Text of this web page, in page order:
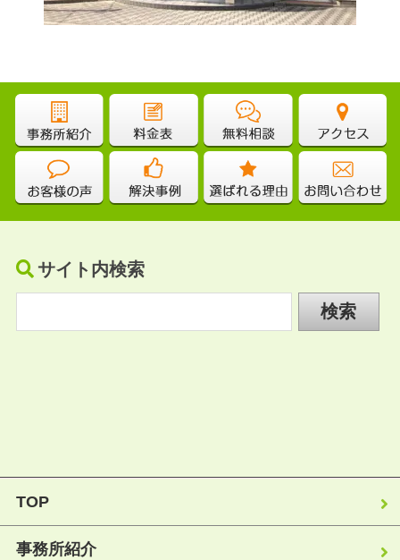
サイト内検索
TOP
事務所紹介